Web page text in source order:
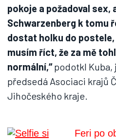
pokoje a požadoval sex,
Schwarzenberg k tomu
dostat holku do postele,
musím říct, že za mě
normální,“podotkl Kuba,
předsedá Asociaci krajů
Jihočeského kraje.
Feri po